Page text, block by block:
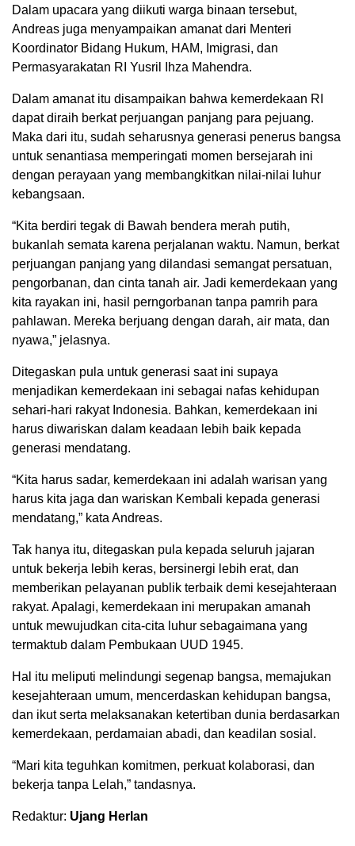
Dalam upacara yang diikuti warga binaan tersebut,
Andreas juga menyampaikan amanat dari Menteri
Koordinator Bidang Hukum, HAM, Imigrasi, dan
Permasyarakatan RI Yusril Ihza Mahendra.
Dalam amanat itu disampaikan bahwa kemerdekaan RI
dapat diraih berkat perjuangan panjang para pejuang.
Maka dari itu, sudah seharusnya generasi penerus bangsa
untuk senantiasa memperingati momen bersejarah ini
dengan perayaan yang membangkitkan nilai-nilai luhur
kebangsaan.
“Kita berdiri tegak di Bawah bendera merah putih,
bukanlah semata karena perjalanan waktu. Namun, berkat
perjuangan panjang yang dilandasi semangat persatuan,
pengorbanan, dan cinta tanah air. Jadi kemerdekaan yang
kita rayakan ini, hasil perngorbanan tanpa pamrih para
pahlawan. Mereka berjuang dengan darah, air mata, dan
nyawa,” jelasnya.
Ditegaskan pula untuk generasi saat ini supaya
menjadikan kemerdekaan ini sebagai nafas kehidupan
sehari-hari rakyat Indonesia. Bahkan, kemerdekaan ini
harus diwariskan dalam keadaan lebih baik kepada
generasi mendatang.
“Kita harus sadar, kemerdekaan ini adalah warisan yang
harus kita jaga dan wariskan Kembali kepada generasi
mendatang,” kata Andreas.
Tak hanya itu, ditegaskan pula kepada seluruh jajaran
untuk bekerja lebih keras, bersinergi lebih erat, dan
memberikan pelayanan publik terbaik demi kesejahteraan
rakyat. Apalagi, kemerdekaan ini merupakan amanah
untuk mewujudkan cita-cita luhur sebagaimana yang
termaktub dalam Pembukaan UUD 1945.
Hal itu meliputi melindungi segenap bangsa, memajukan
kesejahteraan umum, mencerdaskan kehidupan bangsa,
dan ikut serta melaksanakan ketertiban dunia berdasarkan
kemerdekaan, perdamaian abadi, dan keadilan sosial.
“Mari kita teguhkan komitmen, perkuat kolaborasi, dan
bekerja tanpa Lelah,” tandasnya.
Redaktur: Ujang Herlan